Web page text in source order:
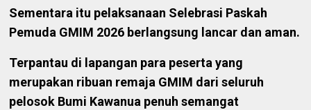
Sementara itu pelaksanaan Selebrasi Paskah
Pemuda GMIM 2026 berlangsung lancar dan aman.
Terpantau di lapangan para peserta yang
merupakan ribuan remaja GMIM dari seluruh
pelosok Bumi Kawanua penuh semangat